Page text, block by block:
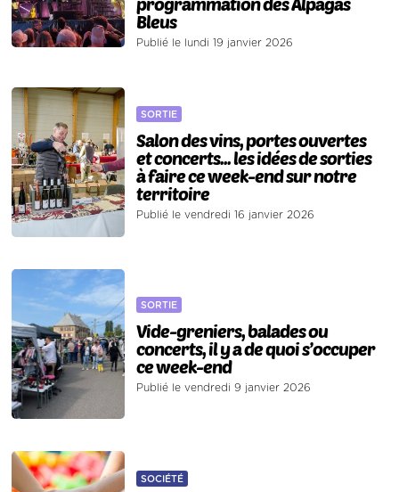
Bleus
Publié le lundi 19 janvier 2026
SORTIE
Salon des vins, portes ouvertes
et concerts... les idées de sorties
à faire ce week-end sur notre
territoire
Publié le vendredi 16 janvier 2026
SORTIE
Vide-greniers, balades ou
concerts, il y a de quoi s’occuper
ce week-end
Publié le vendredi 9 janvier 2026
SOCIÉTÉ